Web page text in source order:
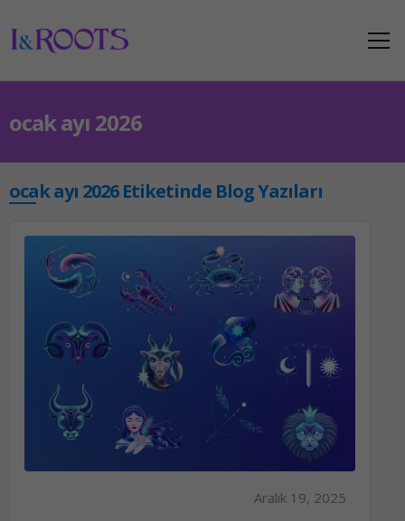
ocak ayı 2026
ocak ayı 2026 Etiketinde Blog Yazıları
Aralık 19, 2025